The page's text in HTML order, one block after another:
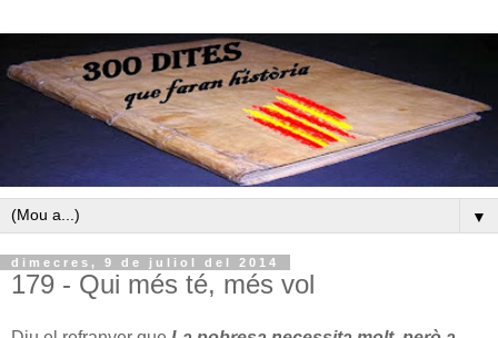
▼
dimecres, 9 de juliol del 2014
179 - Qui més té, més vol